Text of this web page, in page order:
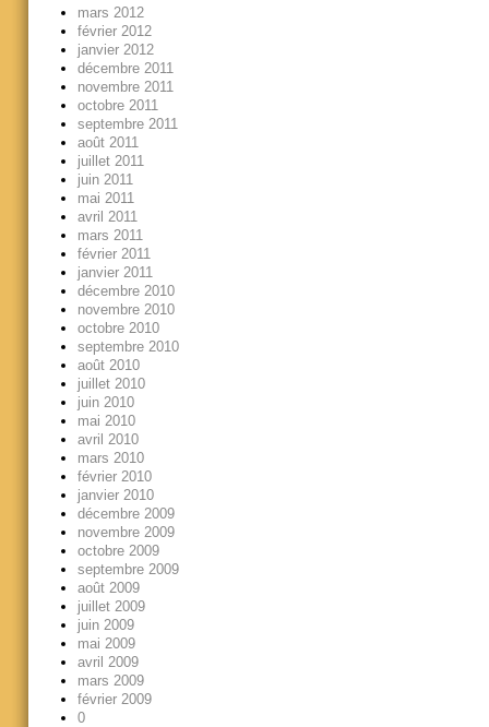
mars 2012
février 2012
janvier 2012
décembre 2011
novembre 2011
octobre 2011
septembre 2011
août 2011
juillet 2011
juin 2011
mai 2011
avril 2011
mars 2011
février 2011
janvier 2011
décembre 2010
novembre 2010
octobre 2010
septembre 2010
août 2010
juillet 2010
juin 2010
mai 2010
avril 2010
mars 2010
février 2010
janvier 2010
décembre 2009
novembre 2009
octobre 2009
septembre 2009
août 2009
juillet 2009
juin 2009
mai 2009
avril 2009
mars 2009
février 2009
0